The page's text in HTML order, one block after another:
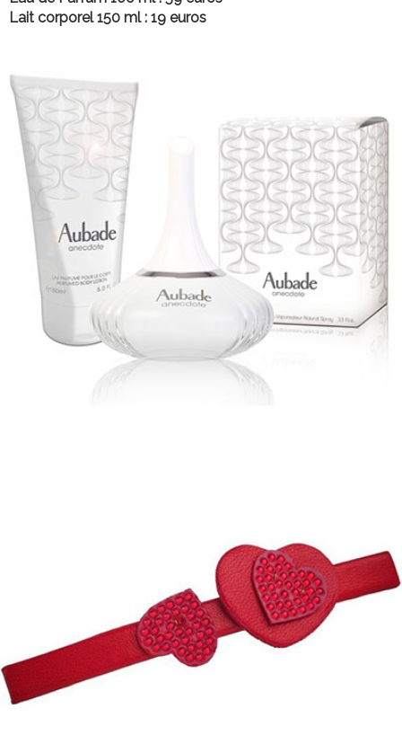
Lait corporel 150 ml : 19 euros